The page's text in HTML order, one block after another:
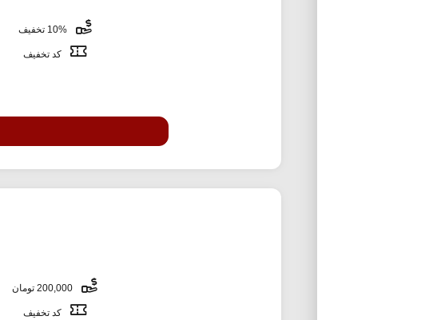
10% تخفیف
کد تخفیف
کد تخفیف